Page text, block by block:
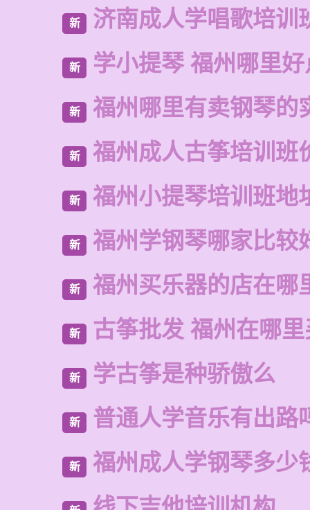
新 济南成人学唱歌培训
新 学小提琴 福州哪里
新 福州哪里有卖钢琴的
新 福州成人古筝培训班
新 福州小提琴培训班地
新 福州学钢琴哪家比较
新 福州买乐器的店在哪
新 古筝批发 福州在哪
新 学古筝是种骄傲么
新 普通人学音乐有出路
新 福州成人学钢琴多少